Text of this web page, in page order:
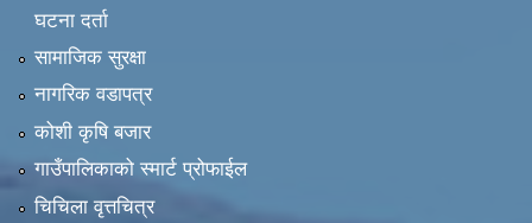
घटना दर्ता
सामाजिक सुरक्षा
नागरिक वडापत्र
कोशी कृषि बजार
गाउँपालिकाको स्मार्ट प्रोफाईल
चिचिला वृत्तचित्र